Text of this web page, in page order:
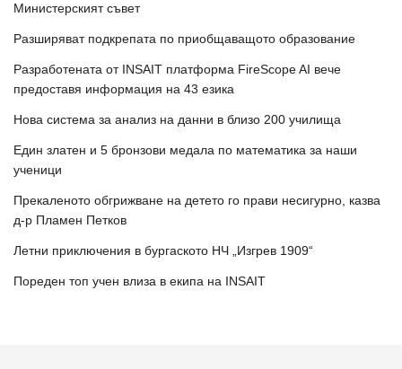
Министерският съвет
Разширяват подкрепата по приобщаващото образование
Разработената от INSAIT платформа FireScope AI вече
предоставя информация на 43 езика
Нова система за анализ на данни в близо 200 училища
Един златен и 5 бронзови медала по математика за наши
ученици
Прекаленото обгрижване на детето го прави несигурно, казва
д-р Пламен Петков
Летни приключения в бургаското НЧ „Изгрев 1909“
Пореден топ учен влиза в екипа на INSAIT